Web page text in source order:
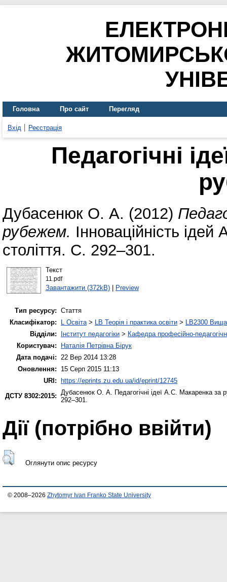
Головна Про сайт Перегляд
Вхід Реєстрація
Педагогічні
Дубасенюк О. А. (2012)
рубежем. Інноваційність
століття. С. 292–301.
Текст
11.pdf
Завантажити (372kB)| Preview
Тип ресурсу: Стаття
Класифікатор:
L Освіта> LB Теорія і практика освіти > LB2300 Вища
Відділи:
Інститут педагогіки > Кафедра професійно-
Користувач:
Наталія Петрівна Бірук
Дата подачі: 22 Вер 2014 13:28
Оновлення:
15 Серп 2015 11:13
URI:
https://eprints.zu.edu.ua/id/eprint/12745
ДСТУ 8302:2015: Дубасенюк О. А. Педагогічні ідеї А.С. Макаренка
292–301.
Дії ​​(потрібно ввійти)
Оглянути опис ресурсу
© 2008–2026 Zhytomyr Ivan Franko State University